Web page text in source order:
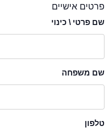
פרטים אישיים
שם פרטי \ כינוי
שם משפחה
טלפון